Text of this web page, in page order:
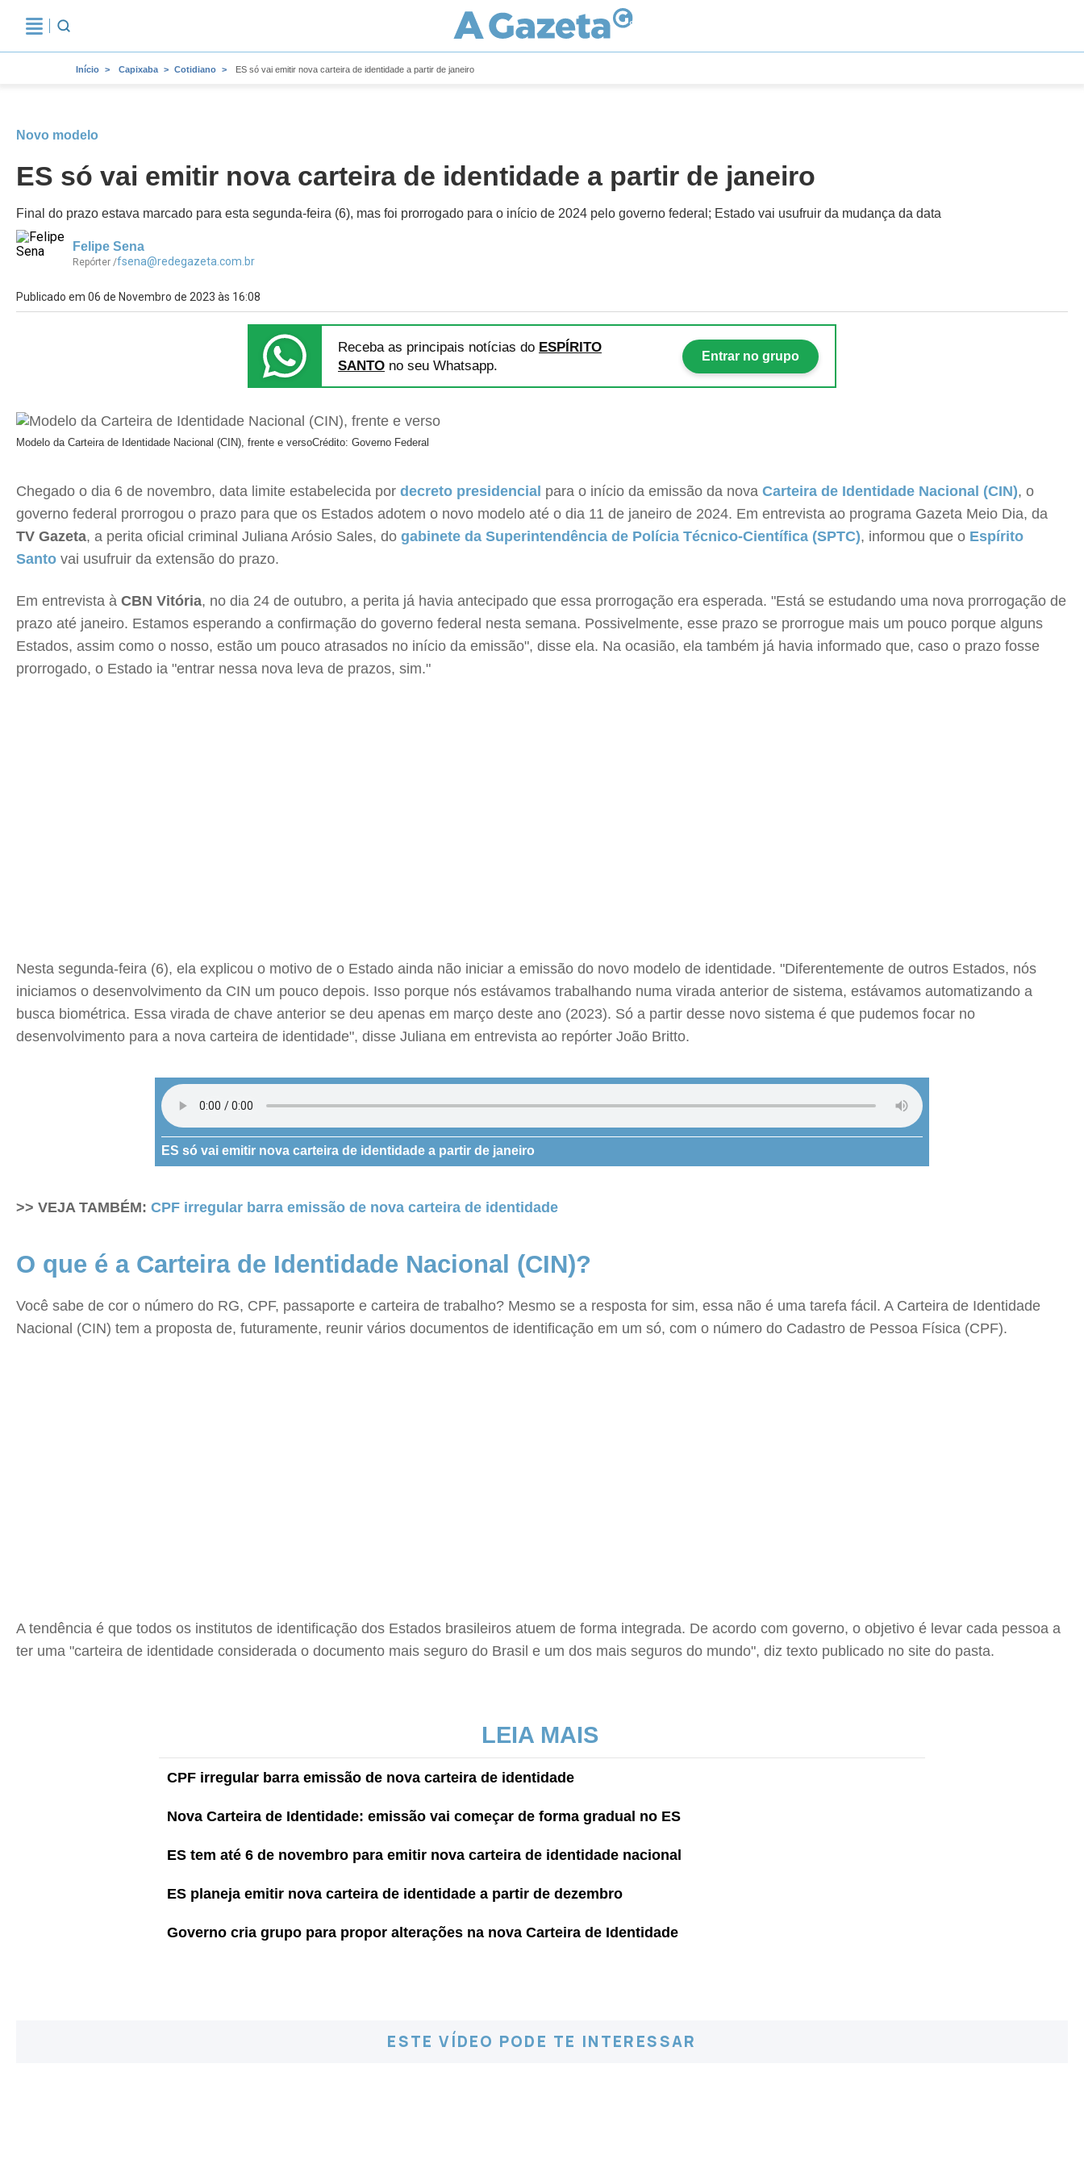
Início Capixaba Cotidiano ES só vai emitir nova carteira de identidade a partir de janeiro
Novo modelo
ES só vai emitir nova carteira de identidade a partir de janeiro
Final do prazo estava marcado para esta segunda-feira (6), mas foi prorrogado para o início de 2024 pelo governo federal; Estado vai usufruir da mudança da data
Felipe Sena
Repórter /fsena@redegazeta.com.br
Publicado em 06 de Novembro de 2023 às 16:08
Receba as principais notícias do ESPÍRITO
SANTO no seu Whatsapp.
Entrar no grupo
Modelo da Carteira de Identidade Nacional (CIN), frente e versoCrédito: Governo Federal
Chegado o dia 6 de novembro, data limite estabelecida por decreto presidencial para o início da emissão da nova Carteira de Identidade Nacional (CIN), o
governo federal prorrogou o prazo para que os Estados adotem o novo modelo até o dia 11 de janeiro de 2024. Em entrevista ao programa Gazeta Meio Dia, da
TV Gazeta, a perita oficial criminal Juliana Arósio Sales, do gabinete da Superintendência de Polícia Técnico-Científica (SPTC), informou que o Espírito
Santo vai usufruir da extensão do prazo.
Em entrevista à CBN Vitória, no dia 24 de outubro, a perita já havia antecipado que essa prorrogação era esperada. "Está se estudando uma nova prorrogação de
prazo até janeiro. Estamos esperando a confirmação do governo federal nesta semana. Possivelmente, esse prazo se prorrogue mais um pouco porque alguns
Estados, assim como o nosso, estão um pouco atrasados no início da emissão", disse ela. Na ocasião, ela também já havia informado que, caso o prazo fosse
prorrogado, o Estado ia "entrar nessa nova leva de prazos, sim."
Nesta segunda-feira (6), ela explicou o motivo de o Estado ainda não iniciar a emissão do novo modelo de identidade. "Diferentemente de outros Estados, nós
iniciamos o desenvolvimento da CIN um pouco depois. Isso porque nós estávamos trabalhando numa virada anterior de sistema, estávamos automatizando a
busca biométrica. Essa virada de chave anterior se deu apenas em março deste ano (2023). Só a partir desse novo sistema é que pudemos focar no
desenvolvimento para a nova carteira de identidade", disse Juliana em entrevista ao repórter João Britto.
ES só vai emitir nova carteira de identidade a partir de janeiro
>> VEJA TAMBÉM: CPF irregular barra emissão de nova carteira de identidade
O que é a Carteira de Identidade Nacional (CIN)?
Você sabe de cor o número do RG, CPF, passaporte e carteira de trabalho? Mesmo se a resposta for sim, essa não é uma tarefa fácil. A Carteira de Identidade
Nacional (CIN) tem a proposta de, futuramente, reunir vários documentos de identificação em um só, com o número do Cadastro de Pessoa Física (CPF).
A tendência é que todos os institutos de identificação dos Estados brasileiros atuem de forma integrada. De acordo com governo, o objetivo é levar cada pessoa a
ter uma "carteira de identidade considerada o documento mais seguro do Brasil e um dos mais seguros do mundo", diz texto publicado no site do pasta.
LEIA MAIS
CPF irregular barra emissão de nova carteira de identidade
Nova Carteira de Identidade: emissão vai começar de forma gradual no ES
ES tem até 6 de novembro para emitir nova carteira de identidade nacional
ES planeja emitir nova carteira de identidade a partir de dezembro
Governo cria grupo para propor alterações na nova Carteira de Identidade
ESTE VÍDEO PODE TE INTERESSAR